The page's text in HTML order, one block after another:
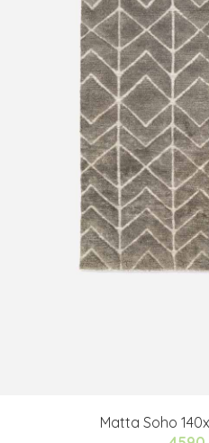
Matta Soho